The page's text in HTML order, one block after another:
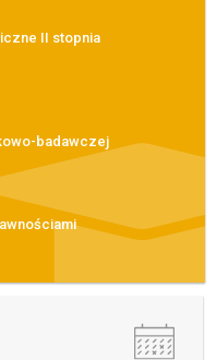
II stopnia
badawczej